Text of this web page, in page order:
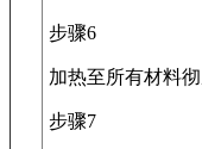
步骤6
加热至所有材料
步骤7